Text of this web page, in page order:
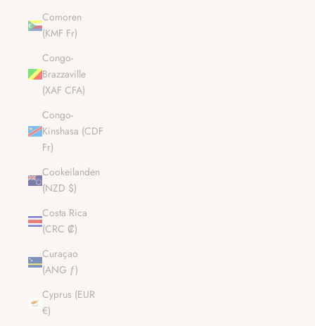
Comoren
(KMF Fr)
Congo-
Brazzaville
(XAF CFA)
Congo-
Kinshasa (CDF
Fr)
Cookeilanden
(NZD $)
Costa Rica
(CRC ₡)
Curaçao
(ANG ƒ)
Cyprus (EUR
€)